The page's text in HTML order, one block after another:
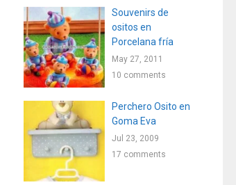
Souvenirs de
ositos en
Porcelana fría
May 27, 2011
10 comments
Perchero Osito en
Goma Eva
Jul 23, 2009
17 comments